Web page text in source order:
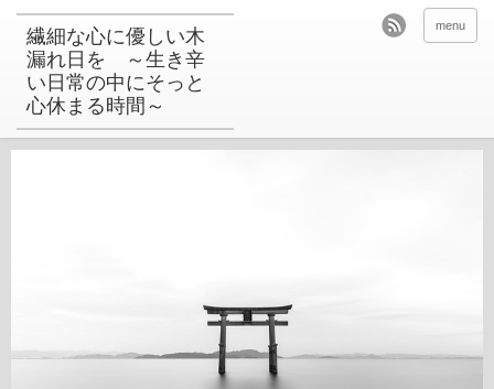
繊細な心に優しい木
漏れ日を ～生き辛
い日常の中にそっと
心休まる時間～
menu